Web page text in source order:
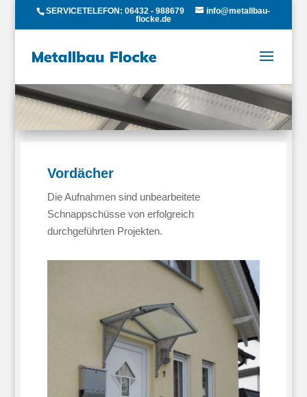
SERVICETELEFON: 06432 - 988679
info@metallbau-
flocke.de
Vordächer
Die Aufnahmen sind unbearbeitete
Schnappschüsse von erfolgreich
durchgeführten Projekten.